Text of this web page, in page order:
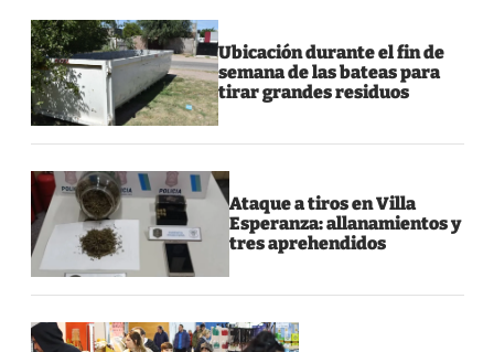
Ubicación durante el fin de
semana de las bateas para
tirar grandes residuos
Ataque a tiros en Villa
Esperanza: allanamientos y
tres aprehendidos